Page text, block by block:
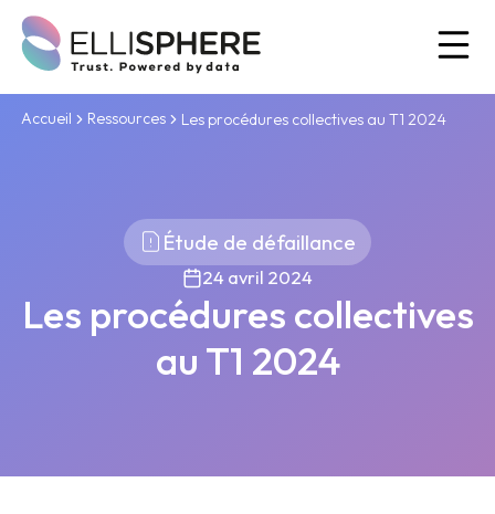
Accueil Ressources Les procédures collectives au T1 2024
Étude de défaillance
24 avril 2024
Les procédures collectives
au T1 2024